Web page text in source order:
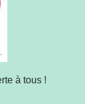
à tous !